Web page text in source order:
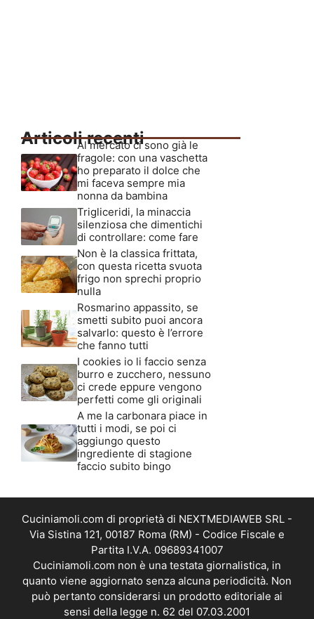
Articoli recenti
Al mercato ci sono già le
fragole: con una vaschetta
ho preparato il dolce che
mi faceva sempre mia
nonna da bambina
Trigliceridi, la minaccia
silenziosa che dimentichi
di controllare: come fare
Non è la classica frittata,
con questa ricetta svuota
frigo non sprechi proprio
nulla
Rosmarino appassito, se
smetti subito puoi ancora
salvarlo: questo è l’errore
che fanno tutti
I cookies io li faccio senza
burro e zucchero, nessuno
ci crede eppure vengono
perfetti come gli originali
A me la carbonara piace in
tutti i modi, se poi ci
aggiungo questo
ingrediente di stagione
faccio subito bingo
Cuciniamoli.com di proprietà di NEXTMEDIAWEB SRL -
Via Sistina 121, 00187 Roma (RM) - Codice Fiscale e
Partita I.V.A. 09689341007
Cuciniamoli.com non è una testata giornalistica, in
quanto viene aggiornato senza alcuna periodicità. Non
può pertanto considerarsi un prodotto editoriale ai
sensi della legge n. 62 del 07.03.2001